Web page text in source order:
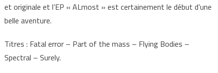
et originale et l’EP « ALmost » est certainement le début d’une
belle aventure.
Titres : Fatal error – Part of the mass – Flying Bodies –
Spectral – Surely.